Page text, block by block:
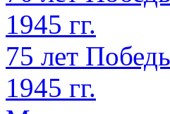
1945 гг.
75 лет
1945 гг.